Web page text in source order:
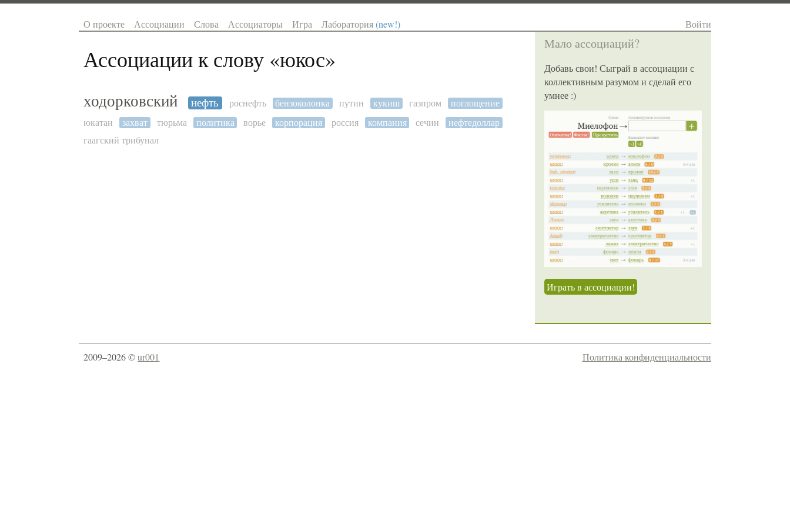
О проекте Ассоциации Слова Ассоциаторы Игра Лаборатория(new!) Войти
Ассоциации к слову «юкос»
ходорковский нефть роснефть бензоколонка путин кукиш газпром
поглощение
юкатан
захват тюрьма политика ворье корпорация россия компания сечин
нефтедоллар
гаагский трибунал
Мало ассоциаций?
Добавь свои! Сыграй в ассоциации с
коллективным разумом и сделай его
умнее :)
Играть в ассоциации!
2009–2026 ©ur001 Политика конфиденциальности